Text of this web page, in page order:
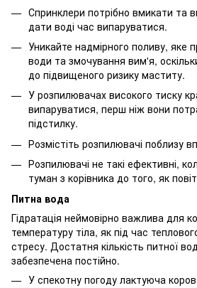
Спринклери потрібно вмикати та
дати воді час випаруватися.
Уникайте надмірного поливу, яке
води та змочування вим'я,
до підвищеного ризику маститу.
У розпилювачах високого тиску
випаруватися, перш ніж вони
підстилку.
Розмістіть розпилювачі поблизу
Розпилювачі не такі ефективні,
туман з корівника до того, як
Питна вода
Гідратація неймовірно важлива для
температуру тіла, як під час
стресу. Достатня кількість питної
забезпечена постійно.
У спекотну погоду лактуюча